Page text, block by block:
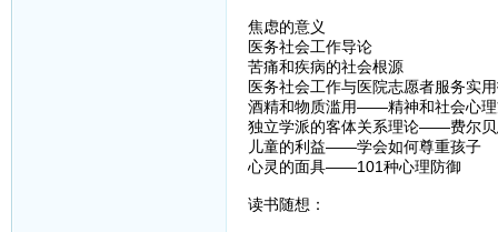
焦虑的意义
医务社会工作导论
苦痛和疾病的社会根源
医务社会工作与医院志愿者服务实
酒精和物质滥用——精神和社会心理
独立学派的客体关系理论——费尔贝
儿童的利益——学会如何尊重孩子
心灵的面具——101种心理防御
读书随想：